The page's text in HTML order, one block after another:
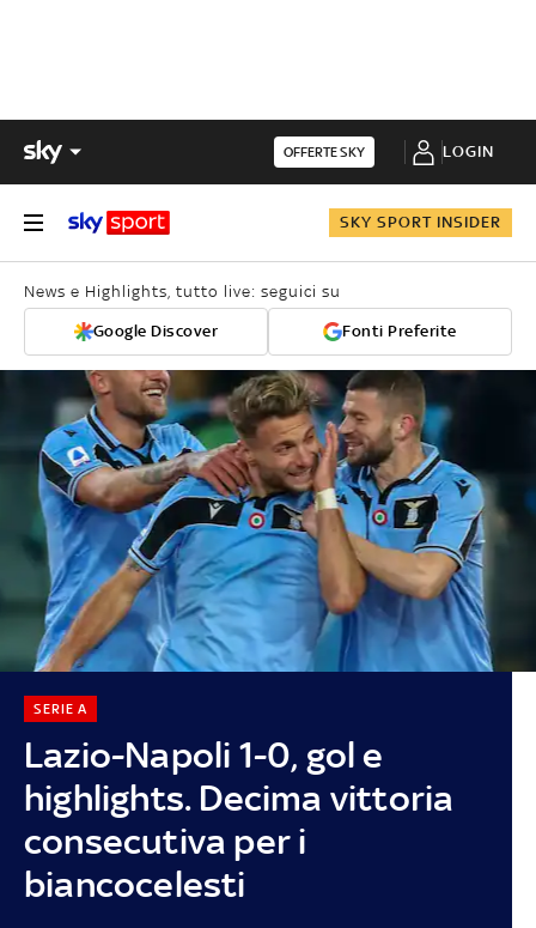
OFFERTE SKY LOGIN
SKY SPORT INSIDER
News e Highlights, tutto live: seguici su
Google Discover Fonti Preferite
Lazio-Napoli 1-0, gol e
highlights. Decima vittoria
consecutiva per i
biancocelesti
SERIE A